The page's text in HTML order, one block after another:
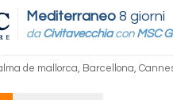
Mediterraneo 8 giorni
da Civitavecchiacon MSC
de mallorca, Barcellona,